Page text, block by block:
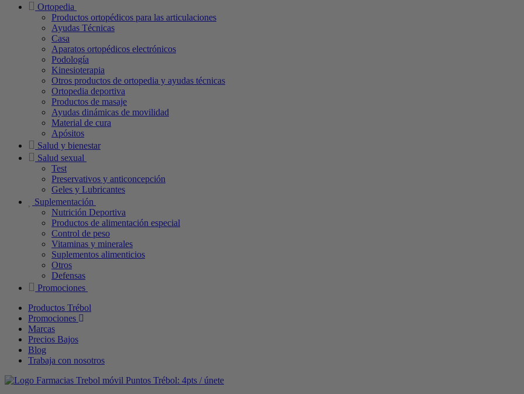
Ortopedia
Productos ortopédicos para las articulaciones
Ayudas Técnicas
Casa
Aparatos ortopédicos electrónicos
Podología
Kinesioterapia
Otros productos de ortopedia y ayudas técnicas
Ortopedia deportiva
Productos de masaje
Ayudas dinámicas de movilidad
Material de cura
Apósitos
Salud y bienestar
Salud sexual
Test
Preservativos y anticoncepción
Geles y Lubricantes
Suplementación
Nutrición Deportiva
Productos de alimentación especial
Control de peso
Vitaminas y minerales
Suplementos alimenticios
Otros
Defensas
Promociones
Productos Trébol
Promociones
Marcas
Precios Bajos
Blog
Trabaja con nosotros
Puntos Trébol: 4pts / únete